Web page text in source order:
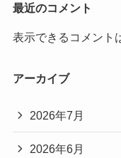
最近のコメント
表示できるコメント
アーカイブ
2026年7月
2026年6月